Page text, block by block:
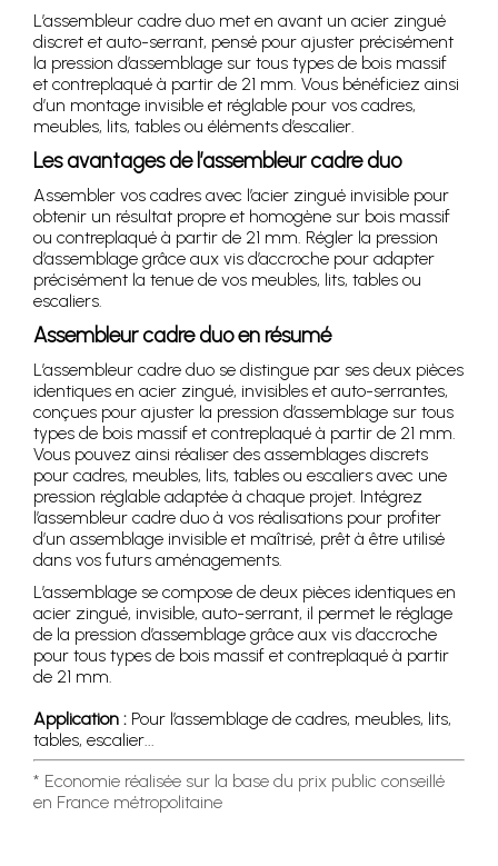
L’assembleur cadre duo met en avant un acier zingué
discret et auto-serrant, pensé pour ajuster précisément
la pression d’assemblage sur tous types de bois massif
et contreplaqué à partir de 21 mm. Vous bénéficiez ainsi
d’un montage invisible et réglable pour vos cadres,
meubles, lits, tables ou éléments d’escalier.
Les avantages de l’assembleur cadre duo
Assembler vos cadres avec l’acier zingué invisible pour
obtenir un résultat propre et homogène sur bois massif
ou contreplaqué à partir de 21 mm. Régler la pression
d’assemblage grâce aux vis d’accroche pour adapter
précisément la tenue de vos meubles, lits, tables ou
escaliers.
Assembleur cadre duo en résumé
L’assembleur cadre duo se distingue par ses deux pièces
identiques en acier zingué, invisibles et auto-serrantes,
conçues pour ajuster la pression d’assemblage sur tous
types de bois massif et contreplaqué à partir de 21 mm.
Vous pouvez ainsi réaliser des assemblages discrets
pour cadres, meubles, lits, tables ou escaliers avec une
pression réglable adaptée à chaque projet. Intégrez
l’assembleur cadre duo à vos réalisations pour profiter
d’un assemblage invisible et maîtrisé, prêt à être utilisé
dans vos futurs aménagements.
L’assemblage se compose de deux pièces identiques en
acier zingué, invisible, auto-serrant, il permet le réglage
de la pression d’assemblage grâce aux vis d’accroche
pour tous types de bois massif et contreplaqué à partir
de 21 mm.
Application : Pour l’assemblage de cadres, meubles, lits,
tables, escalier...
* Economie réalisée sur la base du prix public conseillé
en France métropolitaine